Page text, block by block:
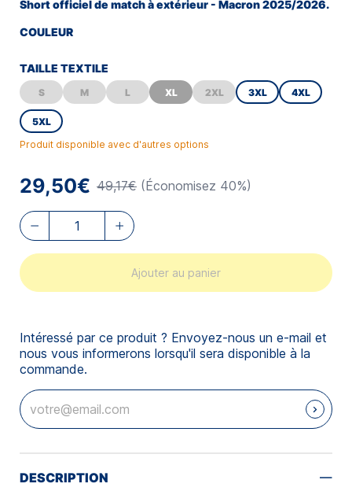
Short officiel de match à extérieur - Macron 2025/2026.
COULEUR
TAILLE TEXTILE
S M L XL 2XL 3XL 4XL
5XL
Produit disponible avec d'autres options
29,50€ 49,17€ (Économisez 40%)
Ajouter au panier
Intéressé par ce produit ? Envoyez-nous un e-mail et
nous vous informerons lorsqu'il sera disponible à la
commande.
DESCRIPTION